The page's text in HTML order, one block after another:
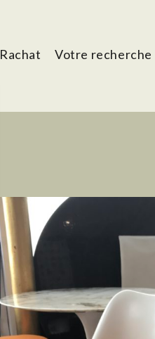
Rachat Votre recherche